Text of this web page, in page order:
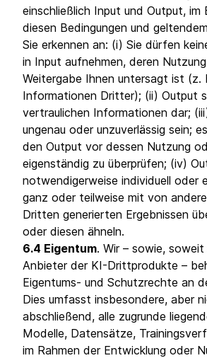
einschließlich Input und Output, im
diesen Bedingungen und
Sie erkennen an: (i) Sie dürfen
in Input aufnehmen, deren
Weitergabe Ihnen untersagt ist (z.
Informationen Dritter); (ii) Output
vertraulichen Informationen dar;
ungenau oder unzuverlässig sein;
den Output vor dessen Nutzung
eigenständig zu überprüfen; (iv)
notwendigerweise individuell oder
ganz oder teilweise mit von
Dritten generierten Ergebnissen
oder diesen ähneln.
6.4 Eigentum. Wir – sowie,
Anbieter der KI-Drittprodukte –
Eigentums- und Schutzrechte an
Dies umfasst insbesondere, aber
abschließend, alle zugrunde
Modelle, Datensätze,
im Rahmen der Entwicklung oder